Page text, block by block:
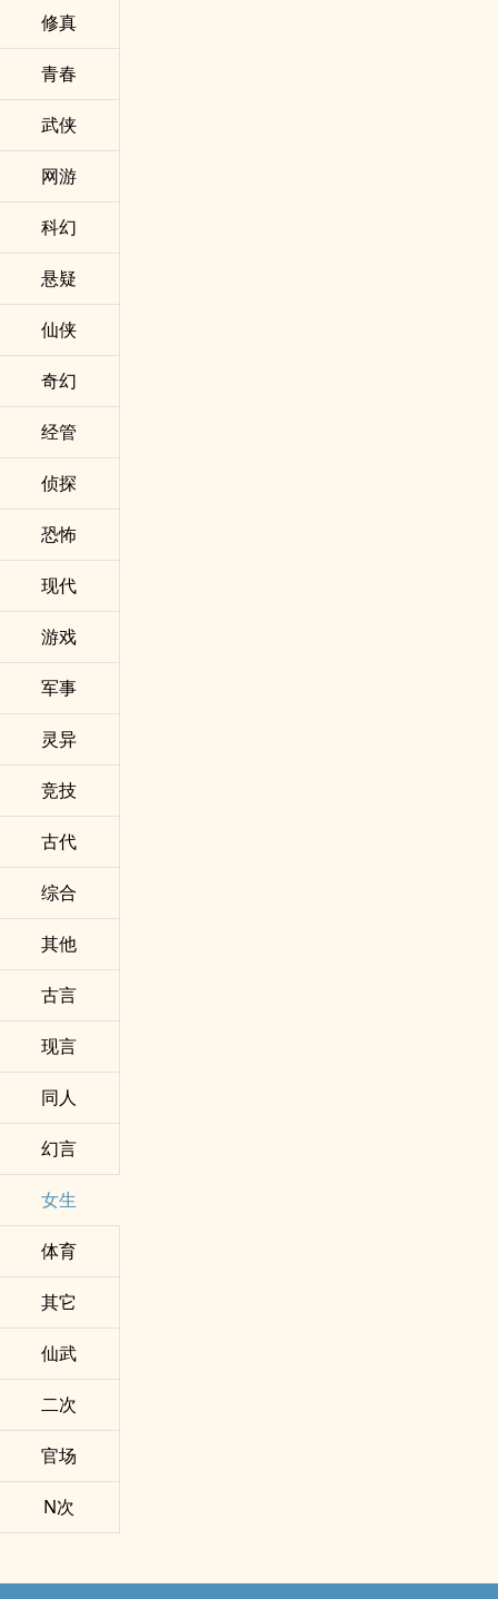
修真
青春
武侠
网游
科幻
悬疑
仙侠
奇幻
经管
侦探
恐怖
现代
游戏
军事
灵异
竞技
古代
综合
其他
古言
现言
同人
幻言
女生
体育
其它
仙武
二次
官场
N次